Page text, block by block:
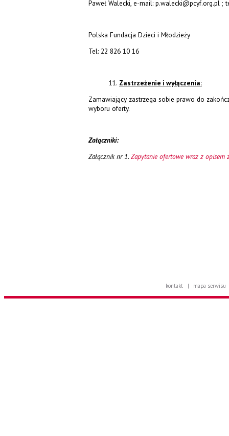
Paweł Walecki, e-mail: p.walecki@pcyf.org.pl ;
Polska Fundacja Dzieci i Młodzieży
Tel: 22 826 10 16
Zastrzeżenie i wyłączenia:
Zamawiający zastrzega sobie prawo do
wyboru oferty.
Załączniki:
Załącznik nr 1. Zapytanie ofertowe wraz z opisem
kontakt | mapa serwisu